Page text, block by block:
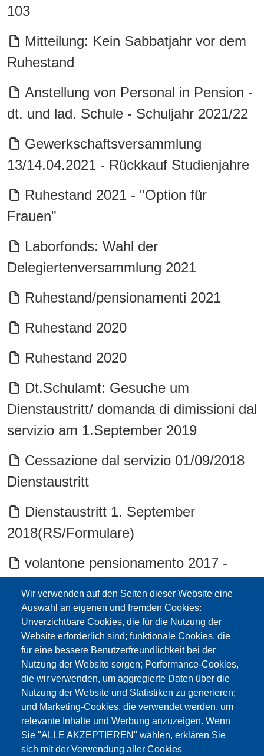
Wir verwenden auf den Seiten dieser Website eine
Auswahl an eigenen und fremden Cookies:
Unverzichtbare Cookies, die für die Nutzung der
Website erforderlich sind; funktionale Cookies, die
für eine bessere Benutzerfreundlichkeit bei der
Nutzung der Website sorgen; Performance-Cookies,
die wir verwenden, um aggregierte Daten über die
Nutzung der Website und Statistiken zu generieren;
und Marketing-Cookies, die verwendet werden, um
relevante Inhalte und Werbung anzuzeigen. Wenn
Sie "ALLE AKZEPTIEREN" wählen, erklären Sie
sich mit der Verwendung aller Cookies
103
Mitteilung: Kein Sabbatjahr vor dem
Ruhestand
Anstellung von Personal in Pension -
dt. und lad. Schule - Schuljahr 2021/22
Gewerkschaftsversammlung
13/14.04.2021 - Rückkauf Studienjahre
Ruhestand 2021 - "Option für
Frauen"
Laborfonds: Wahl der
Delegiertenversammlung 2021
Ruhestand/pensionamenti 2021
Ruhestand 2020
Ruhestand 2020
Dt.Schulamt: Gesuche um
Dienstaustritt/ domanda di dimissioni dal
servizio am 1.September 2019
Cessazione dal servizio 01/09/2018
Dienstaustritt
Dienstaustritt 1. September
2018(RS/Formulare)
volantone pensionamento 2017 -
Circolare INCA Pensionamento 2017
Pensionamento 2017 info inca
proroga etc.
Dienstaustritt - Pensionamento
1/09/2017
Info Überblick - panoramica